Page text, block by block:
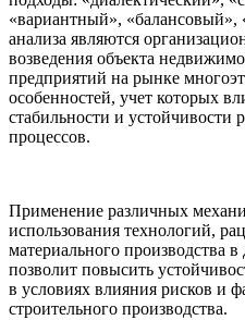
«вариантный»,
анализа являются
возведения объекта
предприятий на рынке
особенностей, учет которых
стабильности и устойчивости
процессов.
Применение различных
использования технологий,
материального производства
позволит повысить
в условиях влияния рисков и
строительного производства.